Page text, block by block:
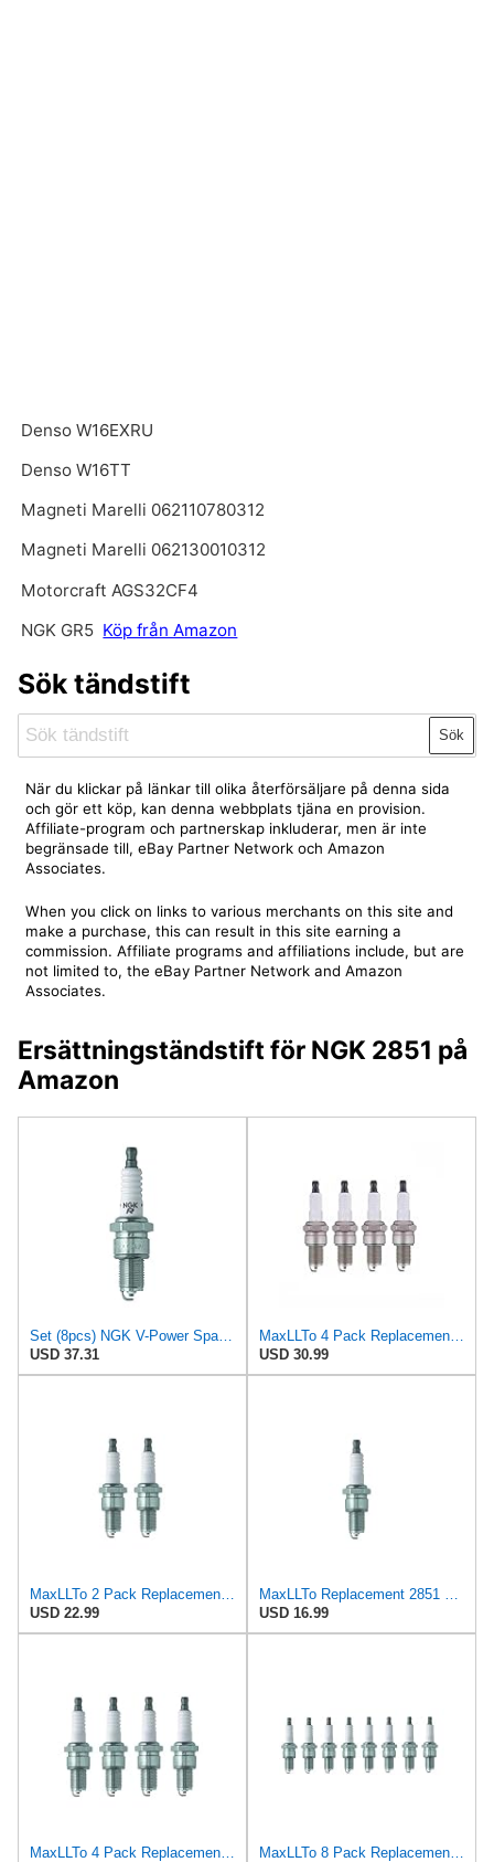
Denso W16EXRU
Denso W16TT
Magneti Marelli 062110780312
Magneti Marelli 062130010312
Motorcraft AGS32CF4
NGK GR5 Köp från Amazon
Sök tändstift
Sök
När du klickar på länkar till olika återförsäljare på denna sida
och gör ett köp, kan denna webbplats tjäna en provision.
Affiliate-program och partnerskap inkluderar, men är inte
begränsade till, eBay Partner Network och Amazon
Associates.
When you click on links to various merchants on this site and
make a purchase, this can result in this site earning a
commission. Affiliate programs and affiliations include, but are
not limited to, the eBay Partner Network and Amazon
Associates.
Ersättningständstift för NGK 2851 på
Amazon
Set (8pcs) NGK V-Power Spark Plugs Stock 2851 Nickel Core Tip Standard 0.040in GR5
USD 37.31
MaxLLTo 4 Pack Replacement 64 Copper Core Spark Plug for Bosch 80024 for Champion 41 for DENSO Auto
USD 30.99
MaxLLTo 2 Pack Replacement 2851 V-Power Spark Plug for Bosch 7501 7595 W7DCR WR6D WR6DC WR6DCX WR7D
USD 22.99
MaxLLTo Replacement 2851 V-Power Spark Plug for Bosch 7501 7595 W7DCR WR6D WR6DC WR6DCX WR7D WR7DC
USD 16.99
MaxLLTo 4 Pack Replacement 2851 V-Power Spark Plug for Bosch 7501 7595 W7DCR WR6D WR6DC WR6DCX WR7D
MaxLLTo 8 Pack Replacement 2851 V-Power Spark Plug for Bosch 7501 7595 W7DCR WR6D WR6DC WR6DCX WR7D